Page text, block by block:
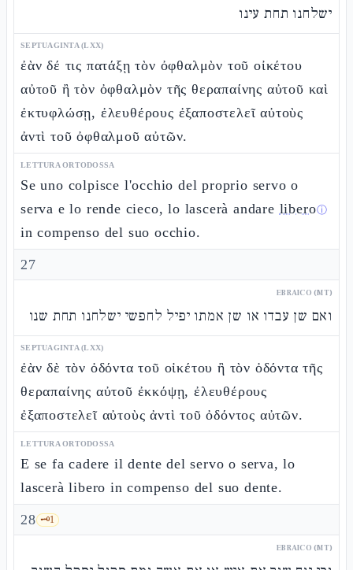
ישלחנו תחת עינו
SEPTUAGINTA (LXX)
ἐὰν δέ τις πατάξῃ τὸν ὀφθαλμὸν τοῦ οἰκέτου
αὐτοῦ ἢ τὸν ὀφθαλμὸν τῆς θεραπαίνης αὐτοῦ καὶ
ἐκτυφλώσῃ, ἐλευθέρους ἐξαποστελεῖ αὐτοὺς
ἀντὶ τοῦ ὀφθαλμοῦ αὐτῶν.
LETTURA ORTODOSSA
Se uno colpisce l'occhio del proprio servo o
serva e lo rende cieco, lo lascerà andare liberoⓘ
in compenso del suo occhio.
27
EBRAICO (MT)
ואם שן עבדו או שן אמתו יפיל לחפשי ישלחנו תחת שנו
SEPTUAGINTA (LXX)
ἐὰν δὲ τὸν ὀδόντα τοῦ οἰκέτου ἢ τὸν ὀδόντα τῆς
θεραπαίνης αὐτοῦ ἐκκόψῃ, ἐλευθέρους
ἐξαποστελεῖ αὐτοὺς ἀντὶ τοῦ ὀδόντος αὐτῶν.
LETTURA ORTODOSSA
E se fa cadere il dente del servo o serva, lo
lascerà libero in compenso del suo dente.
28 🗝️1
EBRAICO (MT)